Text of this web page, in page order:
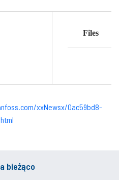
Files
xxNewsx/0ac59bd8-
bieżąco